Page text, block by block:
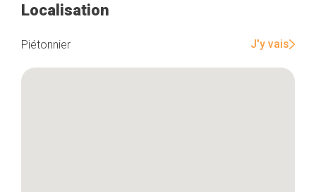
Localisation
Piétonnier J'y vais